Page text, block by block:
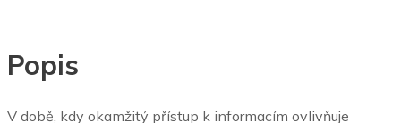
Popis
V době, kdy okamžitý přístup k informacím ovlivňuje